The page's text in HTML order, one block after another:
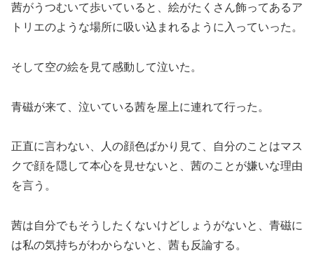
茜がうつむいて歩いていると、絵がたくさん飾ってあるア
トリエのような場所に吸い込まれるように入っていった。
そして空の絵を見て感動して泣いた。
青磁が来て、泣いている茜を屋上に連れて行った。
正直に言わない、人の顔色ばかり見て、自分のことはマス
クで顔を隠して本心を見せないと、茜のことが嫌いな理由
を言う。
茜は自分でもそうしたくないけどしょうがないと、青磁に
は私の気持ちがわからないと、茜も反論する。